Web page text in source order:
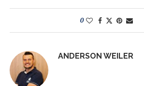
0
ANDERSON WEILER